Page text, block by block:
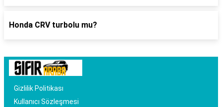
Honda CRV turbolu mu?
Gizlilik Politikası
Kullanıcı Sözleşmesi